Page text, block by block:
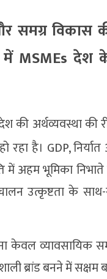
समग्र विकास
MSMEs देश
की अर्थव्यवस्था की
है। GDP,
में अहम भूमिका निभाते
उत्कृष्टता के
केवल व्यावसायिक
ब्रांड बनने में सक्षम